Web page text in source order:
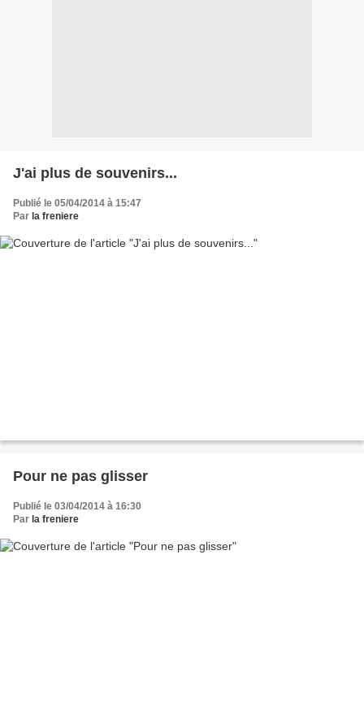
J'ai plus de souvenirs...
Publié le 05/04/2014 à 15:47
Par la freniere
Pour ne pas glisser
Publié le 03/04/2014 à 16:30
Par la freniere